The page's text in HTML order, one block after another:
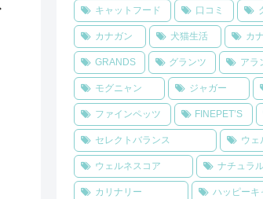
キャットフード 口コミ
カナガン 犬猫生活 カ
GRANDS グランツ アラ
モグニャン ジャガー
ファインペッツ FINEPET’S
セレクトバランス ウェ
ウェルネスコア ナチュラ
カリナリー ハッピーキ